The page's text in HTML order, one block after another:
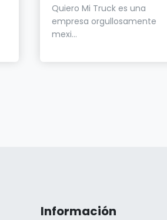
Quiero Mi Truck es una
empresa orgullosamente
mexi...
Información